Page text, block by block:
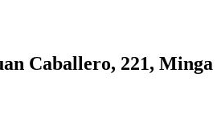
Caballero, 221, Minga